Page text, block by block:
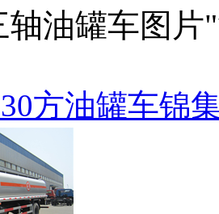
油罐车图片
方油罐车锦